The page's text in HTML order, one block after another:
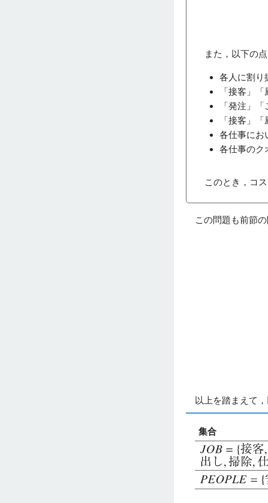
また，以下の点
各人に割り
「接客」
「発注」
「接客」
各仕事にお
各仕事のク
このとき，コス
この問題も前節の
以上を踏まえて，
集合